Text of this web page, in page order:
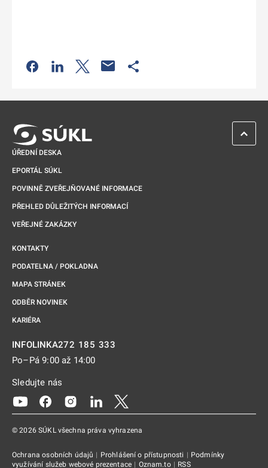
Odkaz se otevře na nové kartě
Odkaz se otevře na nové kartě
Odkaz se otevře na nové kartě
ÚŘEDNÍ DESKA
EPORTÁL SÚKL
POVINNĚ ZVEŘEJŇOVANÉ INFORMACE
PŘEHLED DŮLEŽITÝCH INFORMACÍ
VEŘEJNÉ ZAKÁZKY
KONTAKTY
PODATELNA / POKLADNA
MAPA STRÁNEK
ODBĚR NOVINEK
KARIÉRA
INFOLINKA272 185 333
Po–Pá 9:00 až 14:00
Sledujte nás
Odkaz se otevře na nové kartě
Odkaz se otevře na nové kartě
Odkaz se otevře na nové kartě
Odkaz se otevře na nové kartě
© 2026 SÚKL všechna práva vyhrazena
Ochrana osobních údajů | Prohlášení o přístupnosti | Podmínky
využívání služeb webové prezentace | Oznam.to | RSS
ZPĚT